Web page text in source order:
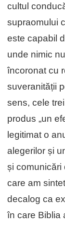
cultul
supraomului
este capabil
unde nimic
încoronat cu
suveranității
sens, cele
produs „un
legitimat o
alegerilor și
și comunicări
care am
decalog ca
în care Biblia